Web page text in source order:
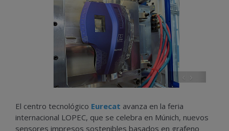
‹ ›
El centro tecnológico Eurecat avanza en la feria
internacional LOPEC, que se celebra en Múnich, nuevos
sensores impresos sostenibles basados en grafeno